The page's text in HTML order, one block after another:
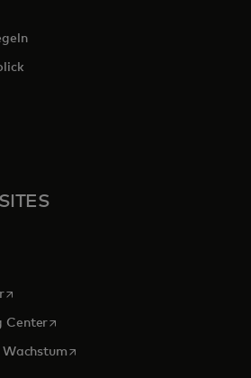
einer neuen Registerkarte geöffnet
einer neuen Registerkarte geöffnet
einer neuen Registerkarte geöffnet
neuen Registerkarte geöffnet
in einer neuen Registerkarte geöffnet
wird in einer neuen Registerkarte
Centerwird in einer neuen
wird in einer neuen